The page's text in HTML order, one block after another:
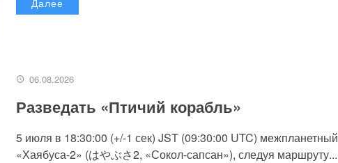
06.08.2026
Разведать «Птичий корабль»
5 июля в 18:30:00 (+/-1 сек) JST (09:30:00 UTC)
«Хаябуса-2» (はやぶさ2, «Сокол-сапсан»), следуя маршруту...